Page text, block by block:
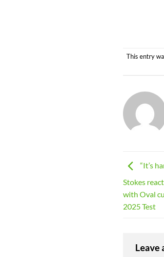
This entry
“It’s
Stokes
with Oval
2025 Test
Leave